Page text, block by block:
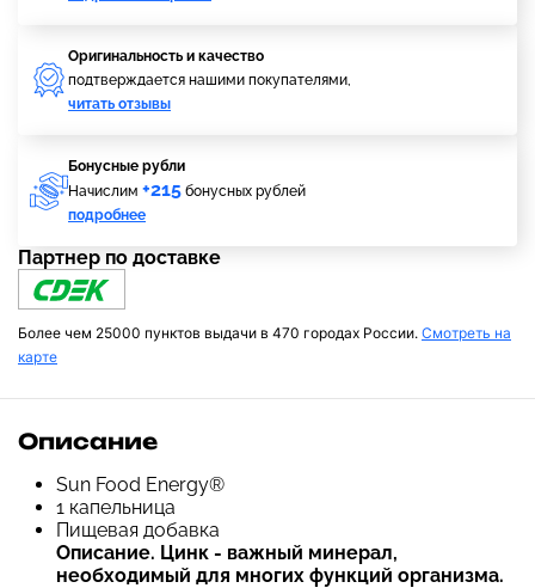
Оригинальность и качество
подтверждается нашими покупателями,
читать отзывы
Бонусные рубли
Начислим +215 бонусных рублей
подробнее
Партнер по доставке
Более чем 25000 пунктов выдачи в 470 городах России. Смотреть на
карте
Описание
Sun Food Energy®
1 капельница
Пищевая добавка
Описание. Цинк - важный минерал,
необходимый для многих функций организма.